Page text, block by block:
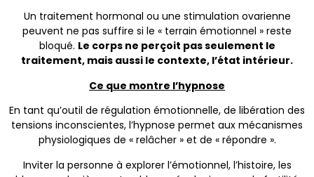
Un traitement hormonal ou une stimulation ovarienne
peuvent ne pas suffire si le « terrain émotionnel » reste
bloqué. Le corps ne perçoit pas seulement le
traitement, mais aussi le contexte, l’état intérieur.
Ce que montre l’hypnose
En tant qu’outil de régulation émotionnelle, de libération des
tensions inconscientes, l’hypnose permet aux mécanismes
physiologiques de « relâcher » et de « répondre ».
Inviter la personne à explorer l’émotionnel, l’histoire, les